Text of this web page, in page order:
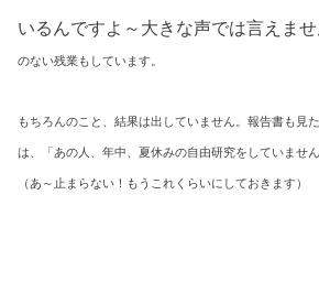
いるんですよ～大きな声では言えませ
のない残業もしています。
もちろんのこと、結果は出していません。報告書も見
は、「あの人、年中、夏休みの自由研究をしていませ
（あ～止まらない！もうこれくらいにしておきます）